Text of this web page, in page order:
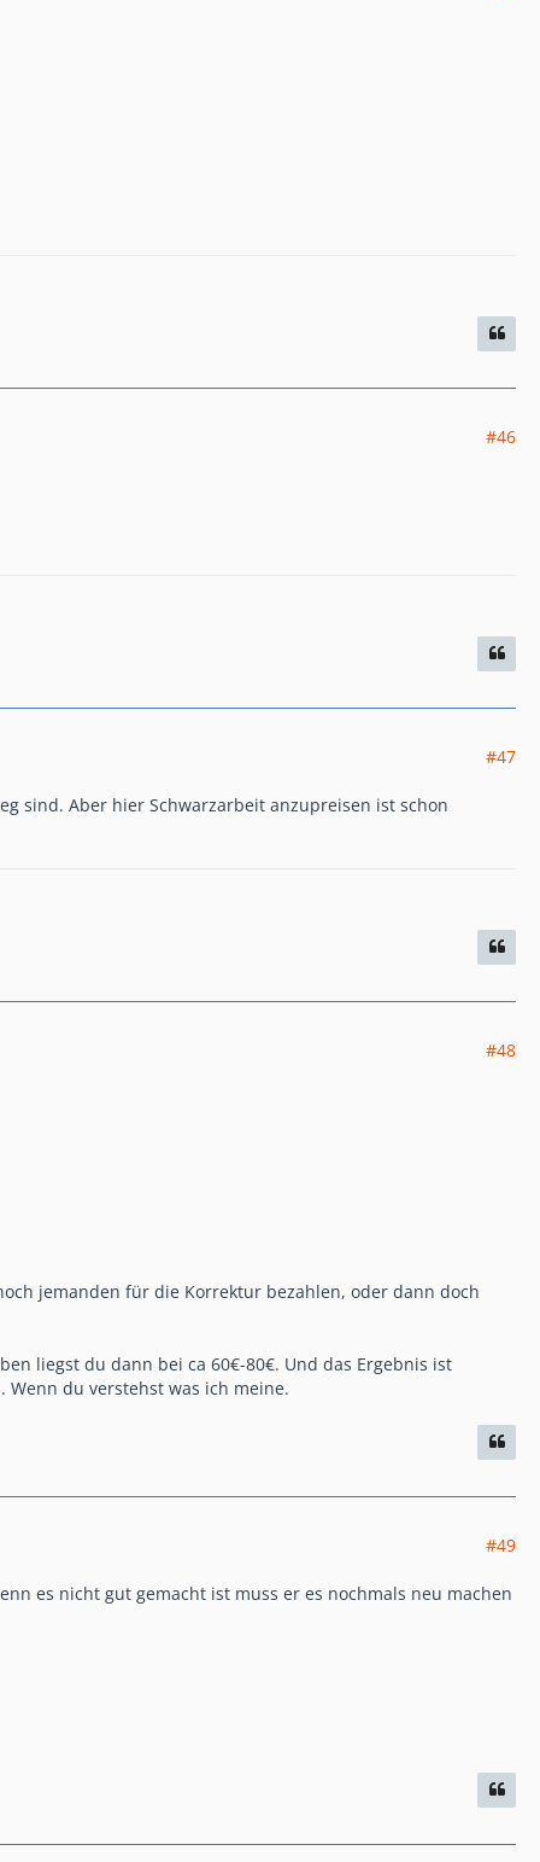
#46
#47
sind. Aber hier Schwarzarbeit anzupreisen ist schon
#48
jemanden für die Korrektur bezahlen, oder dann doch
liegst du dann bei ca 60€-80€. Und das Ergebnis ist
du verstehst was ich meine.
#49
es nicht gut gemacht ist muss er es nochmals neu machen